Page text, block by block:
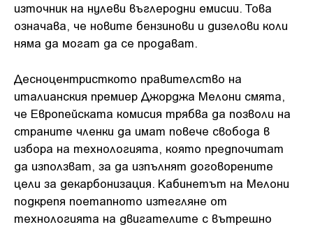
източник на нулеви въглеродни емисии. Това
означава, че новите бензинови и дизелови коли
няма да могат да се продават.
Десноцентристкото правителство на
италианския премиер Джорджа Мелони смята,
че Европейската комисия трябва да позволи на
страните членки да имат повече свобода в
избора на технологията, която предпочитат
да използват, за да изпълнят договорените
цели за декарбонизация. Кабинетът на Мелони
подкрепя поетапното изтегляне от
технологията на двигателите с вътрешно